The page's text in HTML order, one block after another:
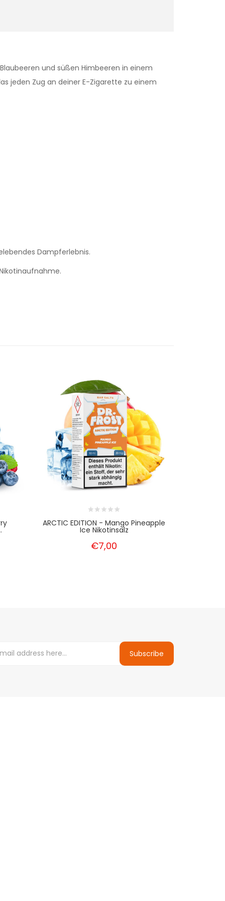
und süßen Himbeeren in einem
jeden Zug an deiner E-Zigarette zu einem
Dampferlebnis.
ARCTIC EDITION - Mango Pineapple
Ice Nikotinsalz
€7,00
Subscribe